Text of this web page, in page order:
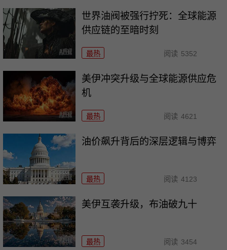
世界油阀被强行拧死：全球能源
供应链的至暗时刻
最热 阅读 5352
美伊冲突升级与全球能源供应危
机
最热 阅读 4621
油价飙升背后的深层逻辑与博弈
最热 阅读 4123
美伊互袭升级，布油破九十
最热 阅读 3454